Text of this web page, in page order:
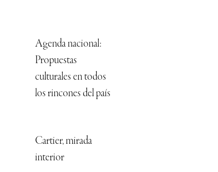
Agenda nacional:
Propuestas
culturales en todos
los rincones del país
Cartier, mirada
interior